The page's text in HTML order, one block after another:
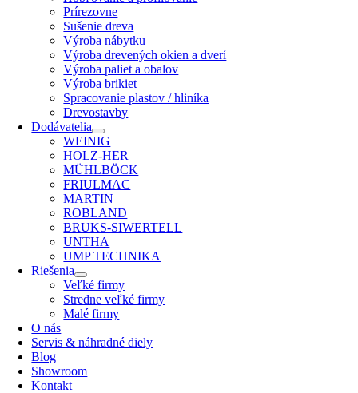
Prírezovne
Sušenie dreva
Výroba nábytku
Výroba drevených okien a dverí
Výroba paliet a obalov
Výroba brikiet
Spracovanie plastov / hliníka
Drevostavby
Dodávatelia
WEINIG
HOLZ-HER
MÜHLBÖCK
FRIULMAC
MARTIN
ROBLAND
BRUKS-SIWERTELL
UNTHA
UMP TECHNIKA
Riešenia
Veľké firmy
Stredne veľké firmy
Malé firmy
O nás
Servis & náhradné diely
Blog
Showroom
Kontakt